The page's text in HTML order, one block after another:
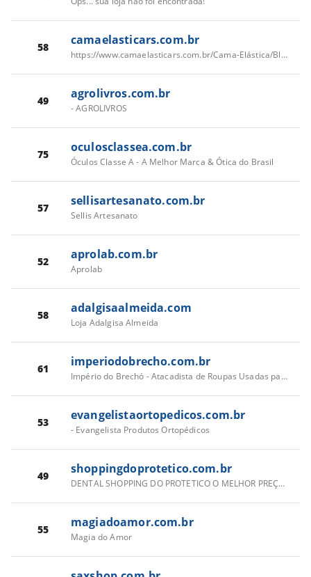
58 camaelasticars.com.br
https://www.camaelasticars.com.br/Cama-Elástica/Black-Edition
49 agrolivros.com.br
- AGROLIVROS
75 oculosclassea.com.br
Óculos Classe A - A Melhor Marca & Ótica do Brasil
57 sellisartesanato.com.br
Sellis Artesanato
52 aprolab.com.br
Aprolab
58 adalgisaalmeida.com
Loja Adalgisa Almeida
61 imperiodobrecho.com.br
Império do Brechó - Atacadista de Roupas Usadas para Brecho - SP
53 evangelistaortopedicos.com.br
- Evangelista Produtos Ortopédicos
49 shoppingdoprotetico.com.br
DENTAL SHOPPING DO PROTETICO O MELHOR PREÇO DO BRASIL ! CONFIRA!!!
55 magiadoamor.com.br
Magia do Amor